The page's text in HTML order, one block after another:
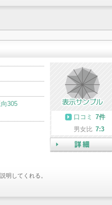
305
口コミ
7件
男女比 7:3
明してくれる。